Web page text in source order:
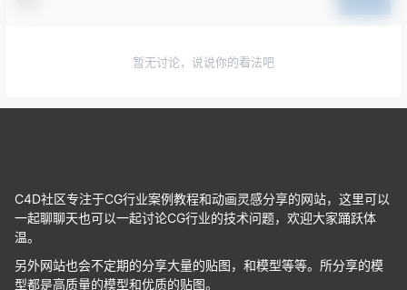
暂无讨论，说说你的看法吧
C4D社区专注于CG行业案例教程和动画灵感分享的网站，这里可以
一起聊聊天也可以一起讨论CG行业的技术问题，欢迎大家踊跃体
温。
另外网站也会不定期的分享大量的贴图，和模型等等。所分享的模
型都是高质量的模型和优质的贴图。